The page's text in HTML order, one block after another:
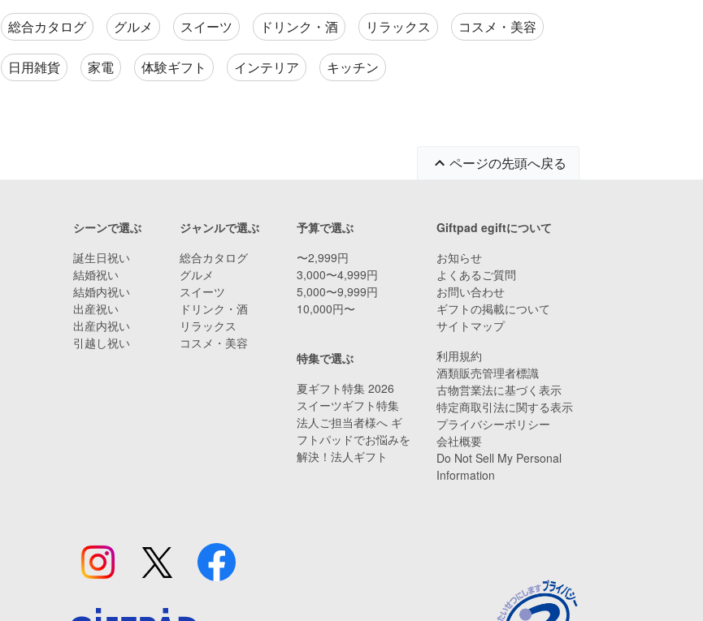
総合カタログ グルメ スイーツ ドリンク・酒 リラックス コスメ・美容
日用雑貨 家電 体験ギフト インテリア キッチン
ページの先頭へ戻る
シーンで選ぶ
誕生日祝い
結婚祝い
結婚内祝い
出産祝い
出産内祝い
引越し祝い
予算で選ぶ
〜2,999円
3,000〜4,999円
5,000〜9,999円
10,000円〜
ジャンルで選ぶ
総合カタログ
グルメ
スイーツ
ドリンク・酒
リラックス
コスメ・美容
特集で選ぶ
夏ギフト特集 2026
スイーツギフト特集
法人ご担当者様へ ギ
フトパッドでお悩みを
解決！法人ギフト
Giftpad egiftについて
お知らせ
よくあるご質問
お問い合わせ
ギフトの掲載について
サイトマップ
利用規約
酒類販売管理者標識
古物営業法に基づく表示
特定商取引法に関する表示
プライバシーポリシー
会社概要
Do Not Sell My Personal
Information